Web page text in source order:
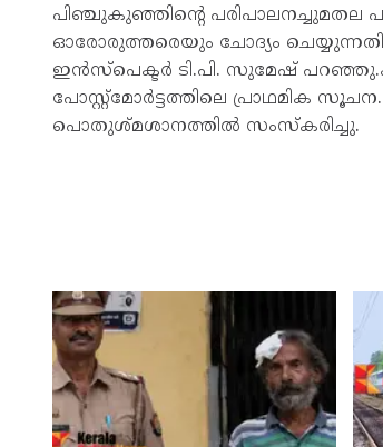
പിഞ്ചുകുഞ്ഞിന്റെ പരിപാലനച്ചുമതല
ഓരോരുത്തരെയും ചോദ്യം
ഇൻസ്പെക്ടർ ടി.പി. സുമേഷ്‌
പോസ്റ്റ്‌മോർട്ടത്തിലെ പ്രാഥമിക
പൊതുശ്മശാനത്തിൽ സംസ്കരിച്ചു.